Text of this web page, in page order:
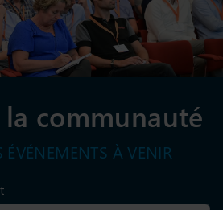
la communauté
ÉVÉNEMENTS À VENIR